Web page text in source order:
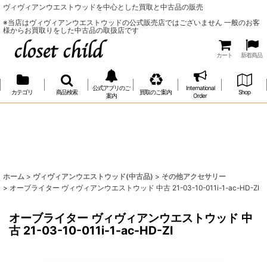
ヴィヴィアンウエストウッドを中心とした買取と中古品の販売
※当店はヴィヴィアンウエストウッドの公式販売店ではございません 一般のお客
様からお買取りをした中古品の取扱店です
カート 新着商品
カテゴリ 商品検索
公式アプリのご
案内
買取のご案内
International
Order
Shop
ホーム > ヴィヴィアンウエストウッド(中古品) > その他アクセサリー
> オーブライター ヴィヴィアンウエストウッド 中古 21-03-10-011i-1-ac-HD-ZI
オーブライター ヴィヴィアンウエストウッド 中
古 21-03-10-011i-1-ac-HD-ZI